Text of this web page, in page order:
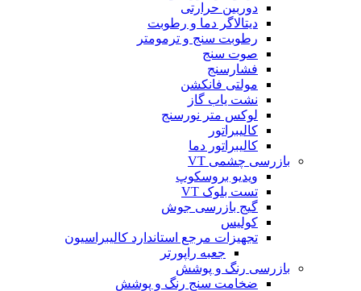
دوربین حرارتی
دیتالاگر دما و رطوبت
رطوبت سنج و ترمومتر
صوت سنج
فشارسنج
مولتی فانکشن
نشت یاب گاز
لوکس متر نورسنج
کالیبراتور
کالیبراتور دما
بازرسی چشمی VT
ویدیو بروسکوپ
تست بلوک VT
گیج بازرسی جوش
کولیس
تجهیزات مرجع استاندارد کالیبراسیون
جعبه راپورتر
بازرسی رنگ و پوشش
ضخامت سنج رنگ و پوشش